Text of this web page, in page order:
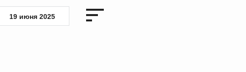
19 июня 2025